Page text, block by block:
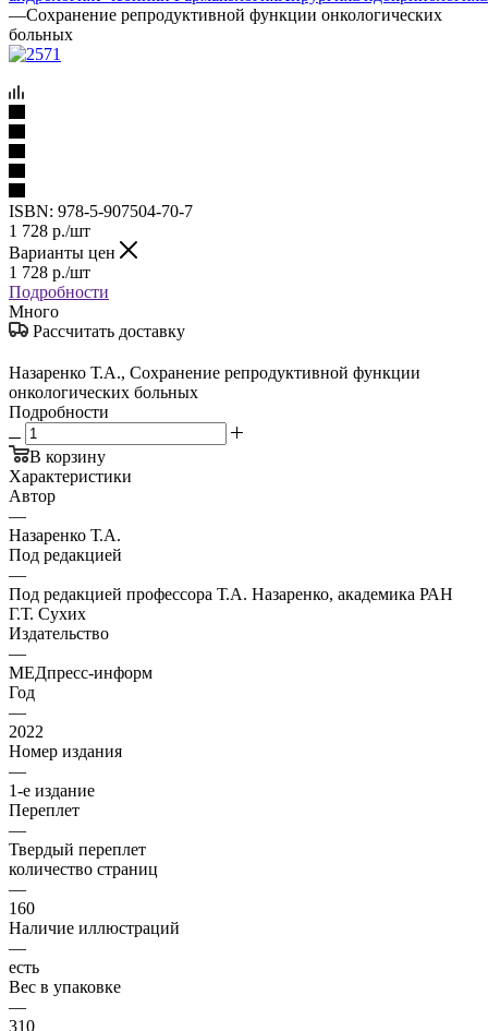
—Сохранение репродуктивной функции онкологических
больных
ISBN: 978-5-907504-70-7
1 728 р./шт
Варианты цен
1 728 р./шт
Подробности
Много
Рассчитать доставку
Назаренко Т.А., Сохранение репродуктивной функции
онкологических больных
Подробности
В корзину
Характеристики
Автор
—
Назаренко Т.А.
Под редакцией
—
Под редакцией профессора Т.А. Назаренко, академика РАН
Г.Т. Сухих
Издательство
—
МЕДпресс-информ
Год
—
2022
Номер издания
—
1-е издание
Переплет
—
Твердый переплет
количество страниц
—
160
Наличие иллюстраций
—
есть
Вес в упаковке
—
310